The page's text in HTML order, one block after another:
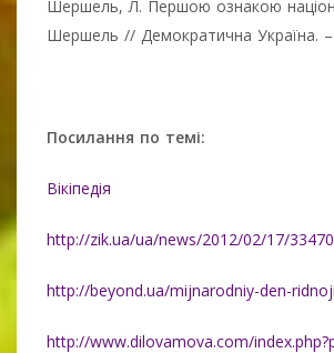
Шершель, Л. Першою ознакою
Шершель // Демократична Україна. –
Посилання по темі:
Вікіпедія
http://zik.ua/ua/news/2012/02/17/
http://beyond.ua/mijnarodniy-den-
http://www.dilovamova.com/